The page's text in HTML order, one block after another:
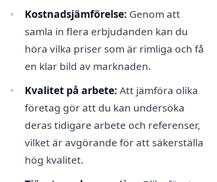
Kostnadsjämförelse: Genom att
samla in flera erbjudanden kan du
höra vilka priser som är rimliga och få
en klar bild av marknaden.
Kvalitet på arbete: Att jämföra olika
företag gör att du kan undersöka
deras tidigare arbete och referenser,
vilket är avgörande för att säkerställa
hög kvalitet.